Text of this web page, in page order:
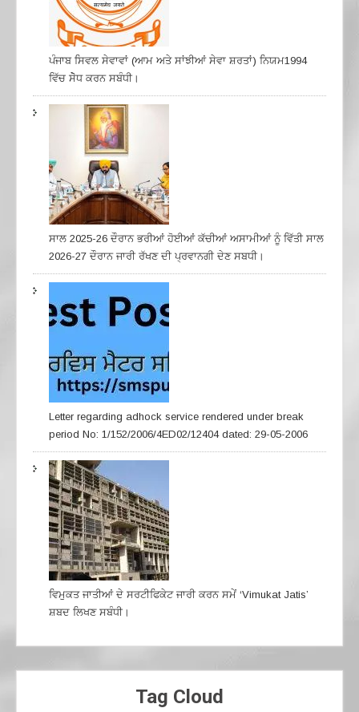
ਪੰਜਾਬ ਸਿਵਲ ਸੇਵਾਵਾਂ (ਆਮ ਅਤੇ ਸਾਂਝੀਆਂ ਸੇਵਾ ਸ਼ਰਤਾਂ) ਨਿਯਮ1994
ਵਿੱਚ ਸੇੋਧ ਕਰਨ ਸਬੰਧੀ।
ਸਾਲ 2025-26 ਦੌਰਾਨ ਭਰੀਆਂ ਹੋਈਆਂ ਕੱਚੀਆਂ ਅਸਾਮੀਆਂ ਨੂੰ ਵਿੱਤੀ ਸਾਲ
2026-27 ਦੌਰਾਨ ਜਾਰੀ ਰੱਖਣ ਦੀ ਪ੍ਰਵਾਨਗੀ ਦੇਣ ਸਬਧੀ।
Letter regarding adhock service rendered under break
period No: 1/152/2006/4ED02/12404 dated: 29-05-2006
ਵਿਮੁਕਤ ਜਾਤੀਆਂ ਦੇ ਸਰਟੀਫਿਕੇਟ ਜਾਰੀ ਕਰਨ ਸਮੇਂ ‘Vimukat Jatis’
ਸ਼ਬਦ ਲਿਖਣ ਸਬੰਧੀ।
Tag Cloud